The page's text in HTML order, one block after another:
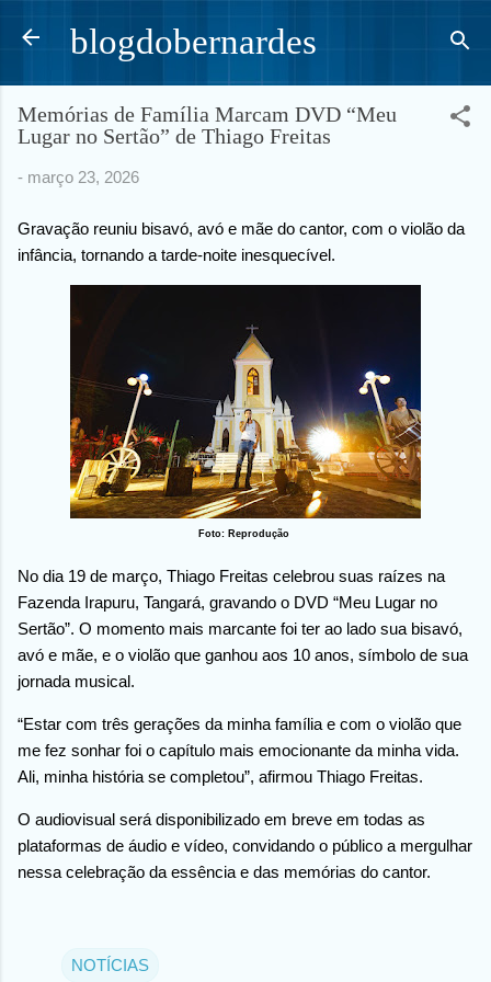
Pular para o conteúdo principal
blogdobernardes
Memórias de Família Marcam DVD “Meu
Lugar no Sertão” de Thiago Freitas
- março 23, 2026
Gravação reuniu bisavó, avó e mãe do cantor, com o violão da
infância, tornando a tarde-noite inesquecível.
Foto: Reprodução
No dia 19 de março, Thiago Freitas celebrou suas raízes na
Fazenda Irapuru, Tangará, gravando o DVD “Meu Lugar no
Sertão”. O momento mais marcante foi ter ao lado sua bisavó,
avó e mãe, e o violão que ganhou aos 10 anos, símbolo de sua
jornada musical.
“Estar com três gerações da minha família e com o violão que
me fez sonhar foi o capítulo mais emocionante da minha vida.
Ali, minha história se completou”, afirmou Thiago Freitas.
O audiovisual será disponibilizado em breve em todas as
plataformas de áudio e vídeo, convidando o público a mergulhar
nessa celebração da essência e das memórias do cantor.
NOTÍCIAS